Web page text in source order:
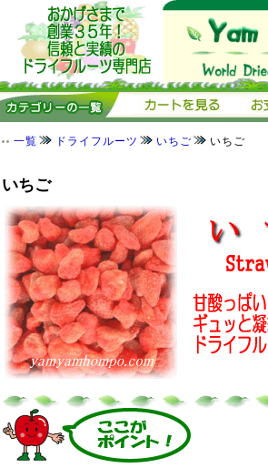
一覧 ドライフルーツ いちご いちご
いちご